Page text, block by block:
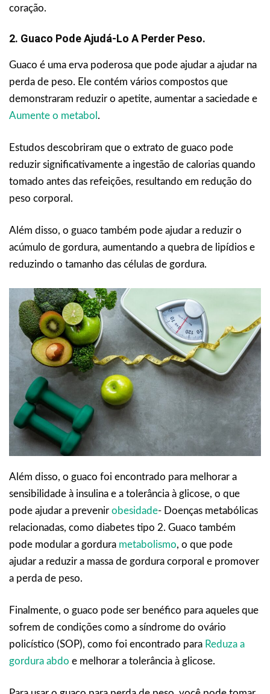
coração.
2. Guaco Pode Ajudá-Lo A Perder Peso.
Guaco é uma erva poderosa que pode ajudar a ajudar na
perda de peso. Ele contém vários compostos que
demonstraram reduzir o apetite, aumentar a saciedade e
Aumente o metabol .
Estudos descobriram que o extrato de guaco pode
reduzir significativamente a ingestão de calorias quando
tomado antes das refeições, resultando em redução do
peso corporal.
Além disso, o guaco também pode ajudar a reduzir o
acúmulo de gordura, aumentando a quebra de lipídios e
reduzindo o tamanho das células de gordura.
Além disso, o guaco foi encontrado para melhorar a
sensibilidade à insulina e a tolerância à glicose, o que
pode ajudar a prevenir obesidade- Doenças metabólicas
relacionadas, como diabetes tipo 2. Guaco também
pode modular a gordura metabolismo, o que pode
ajudar a reduzir a massa de gordura corporal e promover
a perda de peso.
Finalmente, o guaco pode ser benéfico para aqueles que
sofrem de condições como a síndrome do ovário
policístico (SOP), como foi encontrado para Reduza a
gordura abdo e melhorar a tolerância à glicose.